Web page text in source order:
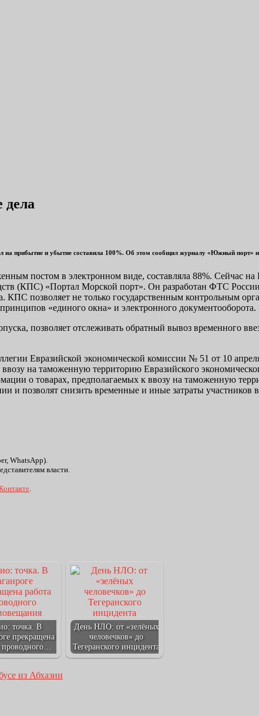
дела
на прибытие и убытие составила 100%. Об этом сообщил журналу «Южный порт»
постом в электронном виде, составляла 88%. Сейчас
(КПС) «Портал Морской порт». Он разработан ФТС
позволяет не только государственным контрольным
«единого окна» и электронного документооборота.
позволяет отслеживать обратный вывоз временного
Евразийской экономической комиссии № 51 от 10
на таможенную территорию Евразийского
о товарах, предполагаемых к ввозу на таможенную
и позволят снизить временные и иные затраты
WhatsApp).
власти.
.
точка. В
прекращена
проводного…
День НЛО: от «зелёных
человечков» до
Тегеранского инцидента
из Абхазии